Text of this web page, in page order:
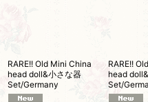
RARE!! Old Mini China
head doll&小さな器
Set/Germany
RARE!!
head
Set/